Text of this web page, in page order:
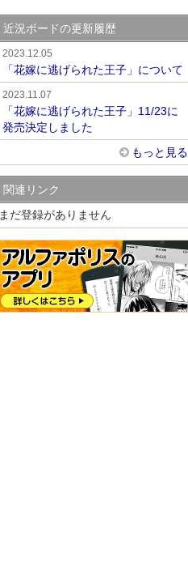
近況ボードの更新履歴
2023.12.05
「花嫁に逃げられた王子」について
2023.11.07
「花嫁に逃げられた王子」11/23に
発売決定しました
もっと見る
関連リンク
まだ登録がありません